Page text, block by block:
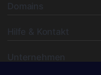
Domains
Hilfe & Kontakt
Unternehmen